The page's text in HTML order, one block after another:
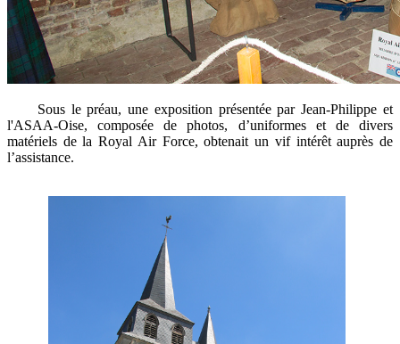
Sous le préau, une exposition présentée par Jean-Philippe et
l'ASAA-Oise, composée de photos, d’uniformes et de divers
matériels de la Royal Air Force, obtenait un vif intérêt auprès de
l’assistance.